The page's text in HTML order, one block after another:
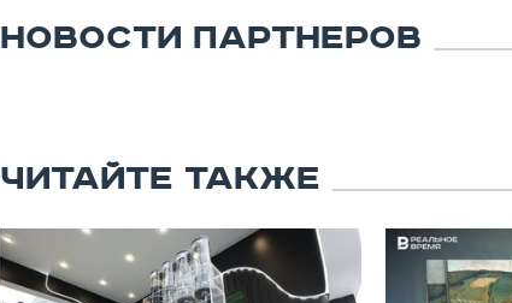
НОВОСТИ ПАРТНЕРОВ
ЧИТАЙТЕ ТАКЖЕ